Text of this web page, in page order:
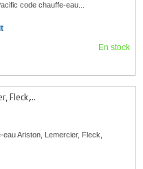
code chauffe-eau...
En stock
Fleck,...
Ariston, Lemercier, Fleck,